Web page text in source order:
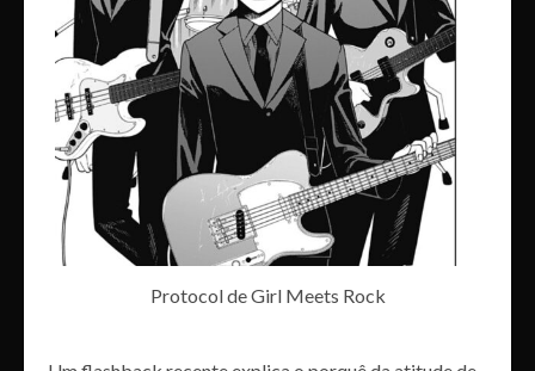
Protocol de Girl Meets Rock